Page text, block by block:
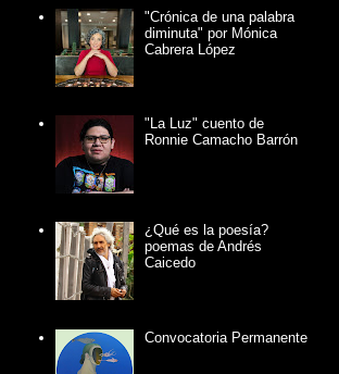
"Crónica de una palabra
diminuta" por Mónica
Cabrera López
"La Luz" cuento de
Ronnie Camacho Barrón
¿Qué es la poesía?
poemas de Andrés
Caicedo
Convocatoria Permanente